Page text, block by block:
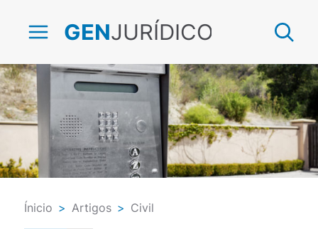
GENJURÍDICO
Ínicio > Artigos > Civil